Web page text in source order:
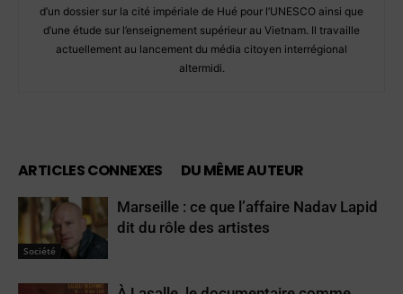
d’un dossier sur la cité impériale de Hué pour l’UNESCO ainsi que
d’une étude sur l’enseignement supérieur au Vietnam. Il travaille
actuellement au lancement du média citoyen interrégional
altermidi.
ARTICLES CONNEXES DU MÊME AUTEUR
Société
Marseille : ce que l’affaire Nadav Lapid
dit du rôle des artistes